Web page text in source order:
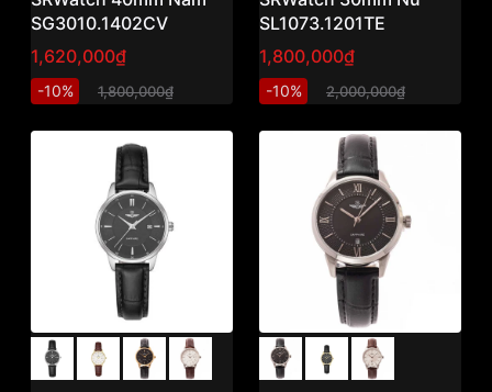
SG3010.1402CV
1,620,000₫
-10% 1,800,000₫
SL1073.1201TE
1,800,000₫
-10% 2,000,000₫